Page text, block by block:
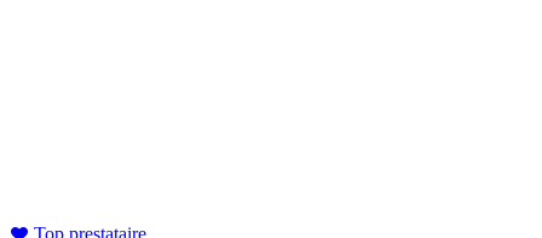
Top prestataire